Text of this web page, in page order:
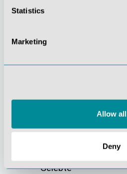
Statistics
Marketing
Allow all
Deny
Stetige
Gelebte